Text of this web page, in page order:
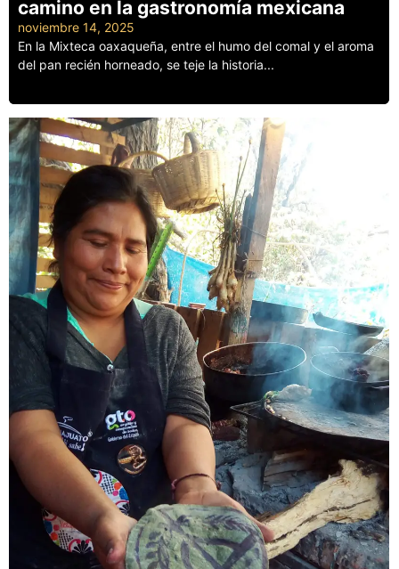
camino en la gastronomía mexicana
noviembre 14, 2025
En la Mixteca oaxaqueña, entre el humo del comal y el aroma
del pan recién horneado, se teje la historia...